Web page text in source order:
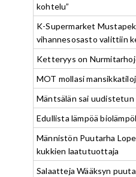
kohtelu”
K-Supermarket
vihannesosasto valittiin
Ketteryys on
MOT mollasi
Mäntsälän sai
Edullista lämpöä
Männistön Puutarha
kukkien laatutuottaja
Salaatteja Wääksyn